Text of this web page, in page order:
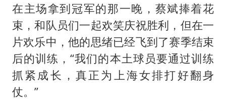
在主场拿到冠军的那一晚，蔡斌捧着花
束，和队员们一起欢笑庆祝胜利，但在一
片欢乐中，他的思绪已经飞到了赛季结束
后的训练，“我们的本土球员要通过训练
抓紧成长，真正为上海女排打好翻身
仗。”